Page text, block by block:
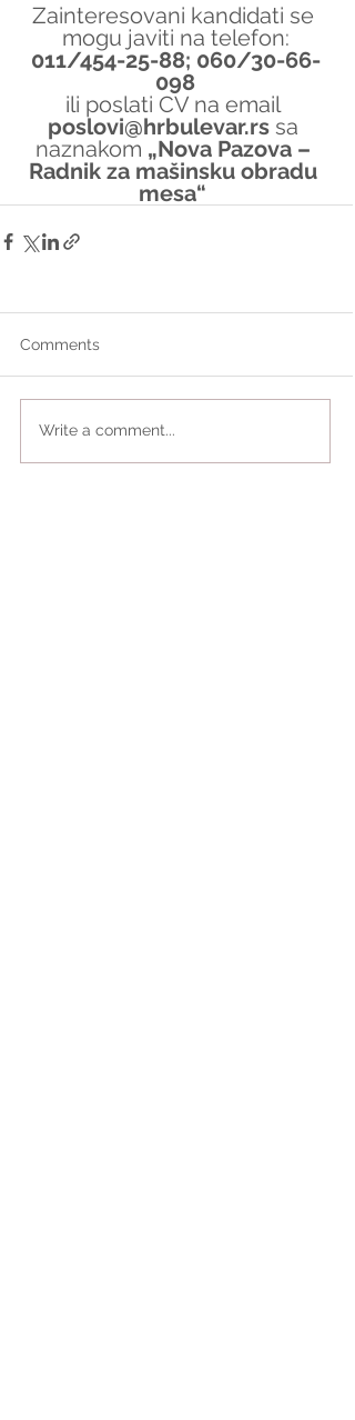
Zainteresovani kandidati se
mogu javiti na telefon:
011/454-25-88; 060/30-66-
098
ili poslati CV na email
poslovi@hrbulevar.rs sa
naznakom „Nova Pazova –
Radnik za mašinsku obradu
mesa“
Comments
Write a comment...